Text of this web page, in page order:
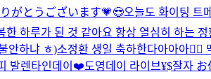
がとうございます💗😎오늘도 화이팅 트
하루가 된 것 같아요 항상 열심히 하는
안하냐 ㅎ)소정환 생일 축하한다아아아❤️‍🔥
발렌타인데이❤️도영데이 라이브¥$잘자 お